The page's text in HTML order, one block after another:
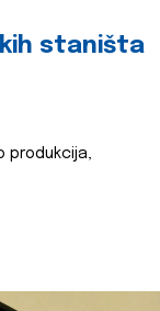
staništa
produkcija,